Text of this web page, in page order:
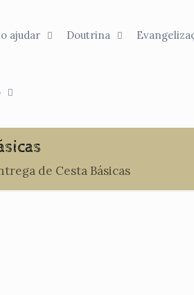
ajudar Doutrina
de Cesta Básicas